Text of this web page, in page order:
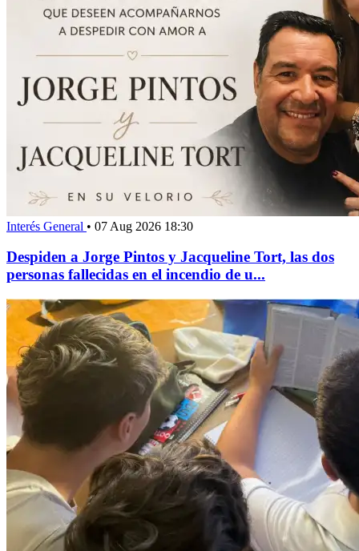
Interés General • 07 Aug 2026 18:30
Despiden a Jorge Pintos y Jacqueline Tort, las dos
personas fallecidas en el incendio de u...